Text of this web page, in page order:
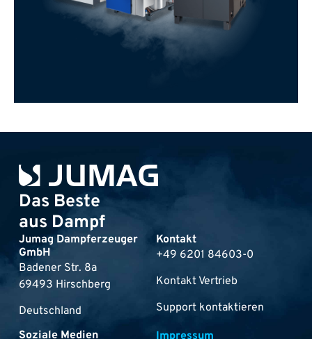
Das Beste
aus Dampf
Jumag Dampferzeuger
GmbH
Badener Str. 8a
69493 Hirschberg
Deutschland
Kontakt
+49 6201 84603-0
Kontakt Vertrieb
Support kontaktieren
Soziale Medien